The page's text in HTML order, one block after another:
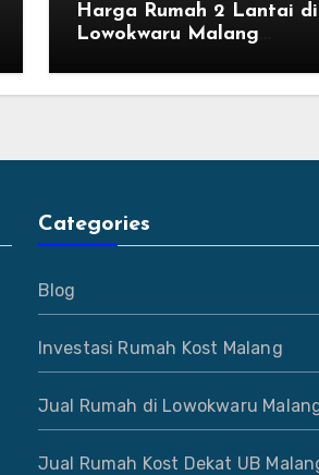
Harga Rumah 2 Lantai di
Lowokwaru Malang
Tahun 2026
Categories
Blog
Investasi Rumah Kost Malang
Jual Rumah di Lowokwaru
Jual Rumah Kost Dekat UB